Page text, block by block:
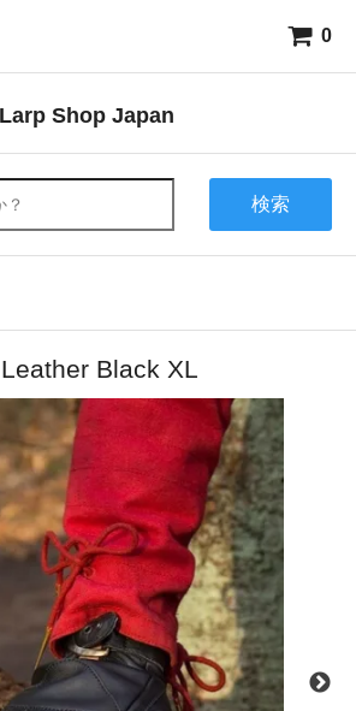
0
Larp Shop Japan
検索
Black XL